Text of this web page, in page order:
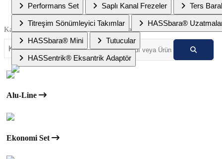
Performans Set Saplı Kanal Frezeler Ters
Titreşim Sönümleyici Takımlar HASSbara®
HASSbara® Mini Tutucular
HASSentrik® Eksantrik Adaptör
Kategoriler: Arama:
Alu-Line
Ekonomi Set